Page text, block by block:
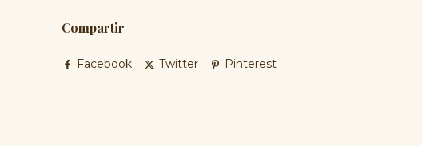
Compartir
Facebook Twitter Pinterest